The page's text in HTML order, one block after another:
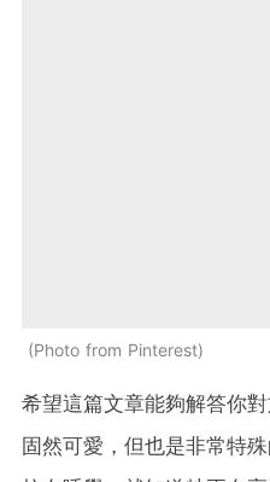
Photo from Pinterest
希望這篇文章能夠解答你
固然可愛，但也是非常特